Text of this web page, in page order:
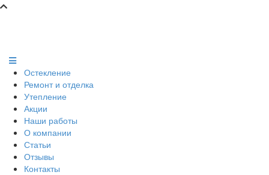
Остекление
Ремонт и отделка
Утепление
Акции
Наши работы
О компании
Статьи
Отзывы
Контакты